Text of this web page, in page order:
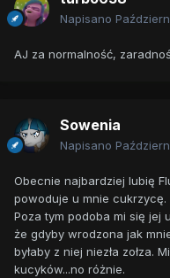
Napisano
AJ za normalność,
Sowenia
Napisano
Obecnie najbardziej lubię
powoduje u mnie cukrzycę.
Poza tym podoba mi się jej
że gdyby wrodzona jak
byłaby z niej niezła zołza.
kucyków...no różnie.